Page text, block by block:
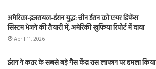
अमेरिका-इजरायल-ईरान युद्ध: चीन ईरान को एयर डिफेंस
सिस्टम भेजने की तैयारी में, अमेरिकी खुफिया रिपोर्ट में दावा
April 11, 2026
ईरान ने कतर के सबसे बड़े गैस केंद्र रास लाफान पर हमला किया